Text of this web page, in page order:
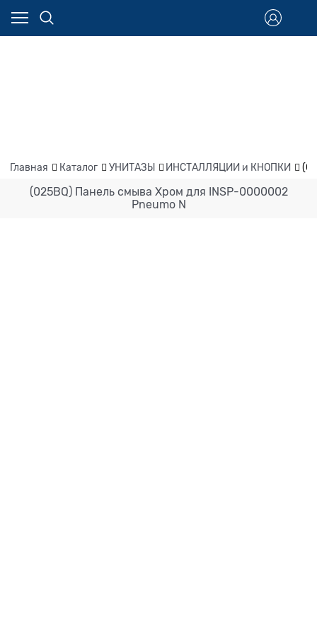
Главная Каталог УНИТАЗЫ ИНСТАЛЛЯЦИИ и КНОПКИ
(025BQ) Панель смыва Хром для INSP-0000002
Pneumo N